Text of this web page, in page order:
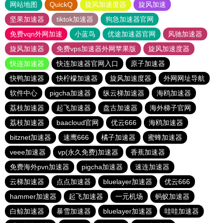
网站地图 QuickQ 旋风加速度器
旋风加速
坚果加速器
tiktok加速器
狗急加速器官网
免费vqn外网加速
小蓝鸟 优途加速器官网
风驰加速器
旋风加速器
免费vps加速器外网苹果版
旋风加速度器
快连加速器
快连加速器官网入口
原子加速器
快鸭加速器
快柠檬加速器 旋风加速度器
外网网址导航
软件中心
pigcha加速器 纵云梯加速器
海鸥加速器
荔枝加速器
起飞加速器 盘古加速器
海外梯子官网
荔枝加速器
baacloud官网 优云666
海鸥加速器
bitznet加速器
速鹰666 橘子加速器
蜜蜂加速器
veee加速器
vp(永久免费)加速器
香蕉加速器
免费海外pvn加速器
pigcha加速器
速连加速器
云梯加速器
点点加速器 bluelayer加速器
优云666
hammer加速器
起飞加速器 一元机场
蚂蚁加速器
白鲸加速器
暴雪加速器 bluelayer加速器
哇哇加速器